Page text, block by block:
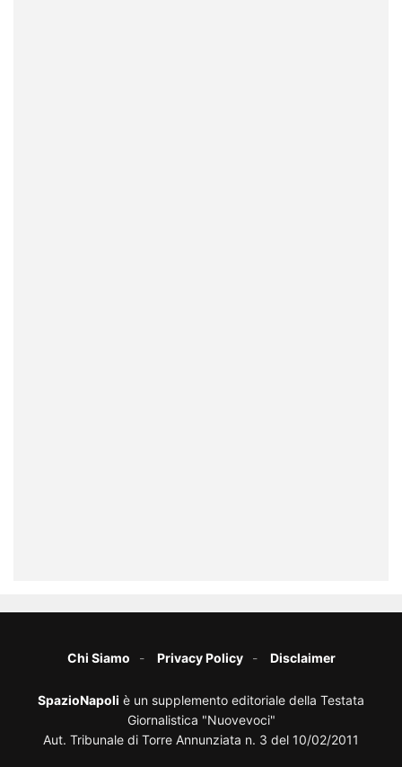
Chi Siamo Privacy Policy Disclaimer
SpazioNapoli è un supplemento editoriale della Testata
Giornalistica "Nuovevoci"
Aut. Tribunale di Torre Annunziata n. 3 del 10/02/2011